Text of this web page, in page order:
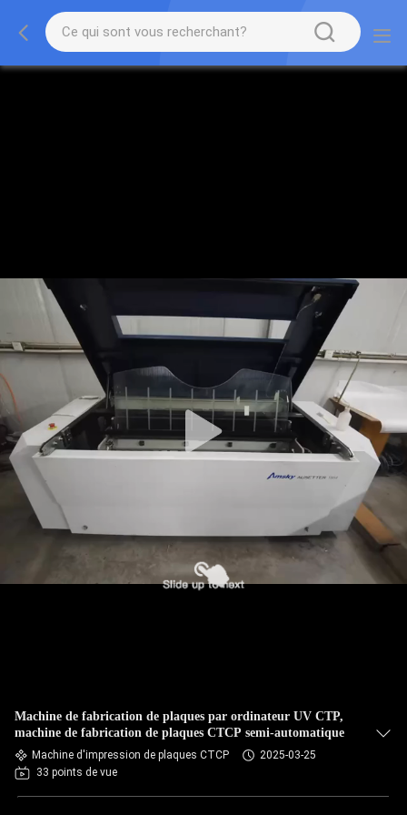
Machine de fabrication de plaques par ordinateur UV CTP,
machine de fabrication de plaques CTCP semi-automatique
Machine d'impression de plaques CTCP
2025-03-25
33 points de vue